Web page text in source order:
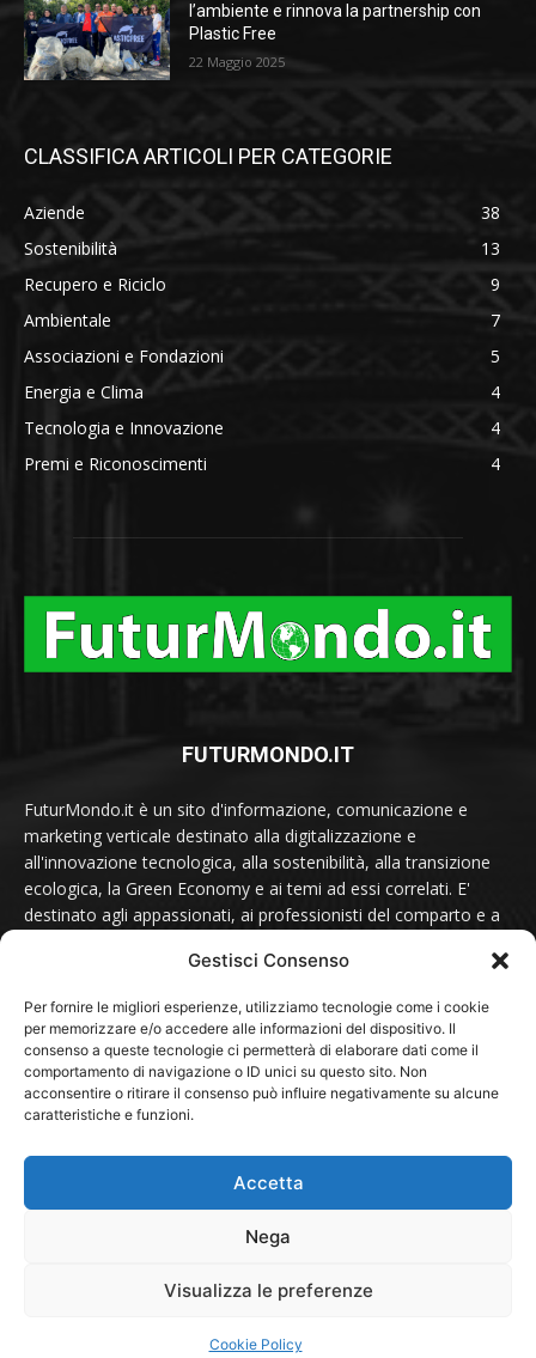
Gestisci Consenso
Per fornire le migliori esperienze, utilizziamo tecnologie come i cookie
per memorizzare e/o accedere alle informazioni del dispositivo. Il
consenso a queste tecnologie ci permetterà di elaborare dati come il
comportamento di navigazione o ID unici su questo sito. Non
acconsentire o ritirare il consenso può influire negativamente su alcune
caratteristiche e funzioni.
Accetta
Nega
Visualizza le preferenze
Cookie Policy
l’ambiente e rinnova la partnership con
Plastic Free
22 Maggio 2025
CLASSIFICA ARTICOLI PER CATEGORIE
Aziende
38
Sostenibilità
13
Recupero e Riciclo
9
Ambientale
7
Associazioni e Fondazioni
5
Energia e Clima
4
Tecnologia e Innovazione
4
Premi e Riconoscimenti
4
FUTURMONDO.IT
FuturMondo.it è un sito d'informazione, comunicazione e
marketing verticale destinato alla digitalizzazione e
all'innovazione tecnologica, alla sostenibilità, alla transizione
ecologica, la Green Economy e ai temi ad essi correlati. E'
destinato agli appassionati, ai professionisti del comparto e a
SEGUICI SU
© 2024 - FuturMondo.it
Associazioni e Fondazioni
PROTAGONISTI